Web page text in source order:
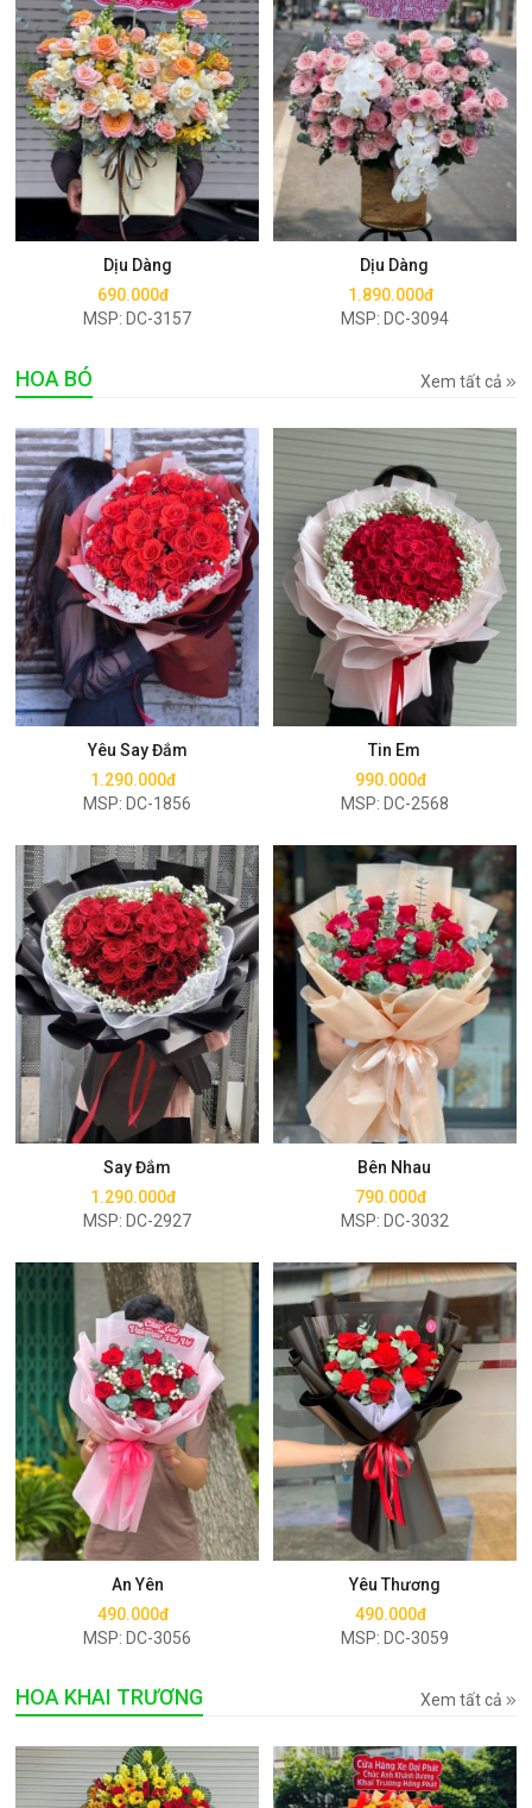
Dịu Dàng
690.000đ
MSP: DC-3157
Mua ngay
Dịu Dàng
1.890.000đ
MSP: DC-3094
Mua ngay
HOA BÓ Xem tất cả
Yêu Say Đắm
1.290.000đ
MSP: DC-1856
Mua ngay
Tin Em
990.000đ
MSP: DC-2568
Mua ngay
Say Đắm
1.290.000đ
MSP: DC-2927
Mua ngay
Bên Nhau
790.000đ
MSP: DC-3032
Mua ngay
An Yên
490.000đ
MSP: DC-3056
Mua ngay
Yêu Thương
490.000đ
MSP: DC-3059
Mua ngay
HOA KHAI TRƯƠNG Xem tất cả